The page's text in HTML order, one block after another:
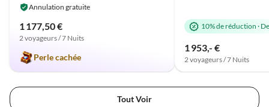
Annulation gratuite
1 177,50 €
2 voyageurs / 7 Nuits
Perle cachée
10% de réduction ·
1 953,- €
2 voyageurs / 7 Nuits
Tout Voir